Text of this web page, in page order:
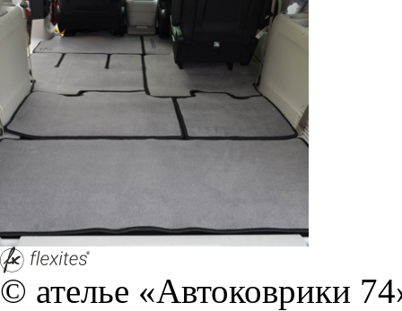
© ателье «Автоковрики
корпус 1.